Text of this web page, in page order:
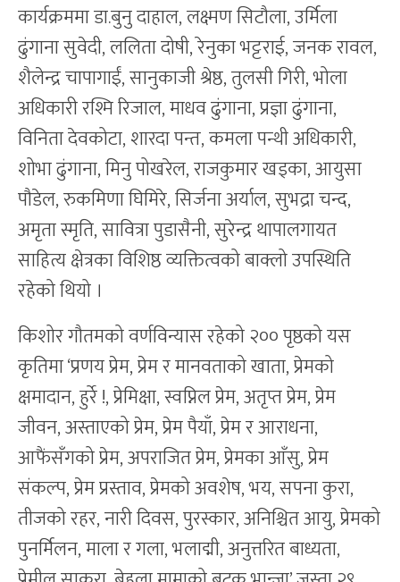
कार्यक्रममा डा.बुनु दाहाल, लक्ष्मण सिटौला, उर्मिला
ढुंगाना सुवेदी, ललिता दोषी, रेनुका भट्टराई, जनक रावल,
शैलेन्द्र चापागाईं, सानुकाजी श्रेष्ठ, तुलसी गिरी, भोला
अधिकारी रश्मि रिजाल, माधव ढुंगाना, प्रज्ञा ढुंगाना,
विनिता देवकोटा, शारदा पन्त, कमला पन्थी अधिकारी,
शोभा ढुंगाना, मिनु पोखरेल, राजकुमार खड्का, आयुसा
पौडेल, रुकमिणा घिमिरे, सिर्जना अर्याल, सुभद्रा चन्द,
अमृता स्मृति, सावित्रा पुडासैनी, सुरेन्द्र थापालगायत
साहित्य क्षेत्रका विशिष्ठ व्यक्तित्वको बाक्लो उपस्थिति
रहेको थियो ।
किशोर गौतमको वर्णविन्यास रहेको २०० पृष्ठको यस
कृतिमा ‘प्रणय प्रेम, प्रेम र मानवताको खाता, प्रेमको
क्षमादान, हुर्रे !, प्रेमिक्षा, स्वप्निल प्रेम, अतृप्त प्रेम, प्रेम
जीवन, अस्ताएको प्रेम, प्रेम पैयाँ, प्रेम र आराधना,
आफैंसँगको प्रेम, अपराजित प्रेम, प्रेमका आँसु, प्रेम
संकल्प, प्रेम प्रस्ताव, प्रेमको अवशेष, भय, सपना कुरा,
तीजको रहर, नारी दिवस, पुरस्कार, अनिश्चित आयु, प्रेमको
पुनर्मिलन, माला र गला, भलाद्मी, अनुत्तरित बाध्यता,